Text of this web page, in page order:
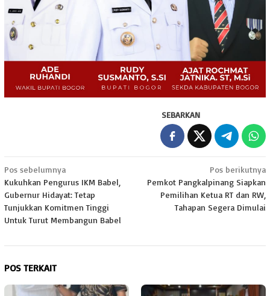
SEBARKAN
Navigasi
pos
Pos sebelumnya
Kukuhkan Pengurus IKM Babel,
Gubernur Hidayat: Tetap
Tunjukkan Komitmen Tinggi
Untuk Turut Membangun Babel
Pos berikutnya
Pemkot Pangkalpinang Siapkan
Pemilihan Ketua RT dan RW,
Tahapan Segera Dimulai
POS TERKAIT